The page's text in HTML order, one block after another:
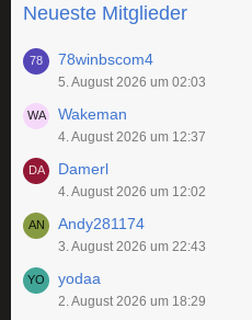
Neueste Mitglieder
78winbscom4
5. August 2026 um 02:03
Wakeman
4. August 2026 um 12:37
Damerl
4. August 2026 um 12:02
Andy281174
3. August 2026 um 22:43
yodaa
2. August 2026 um 18:29